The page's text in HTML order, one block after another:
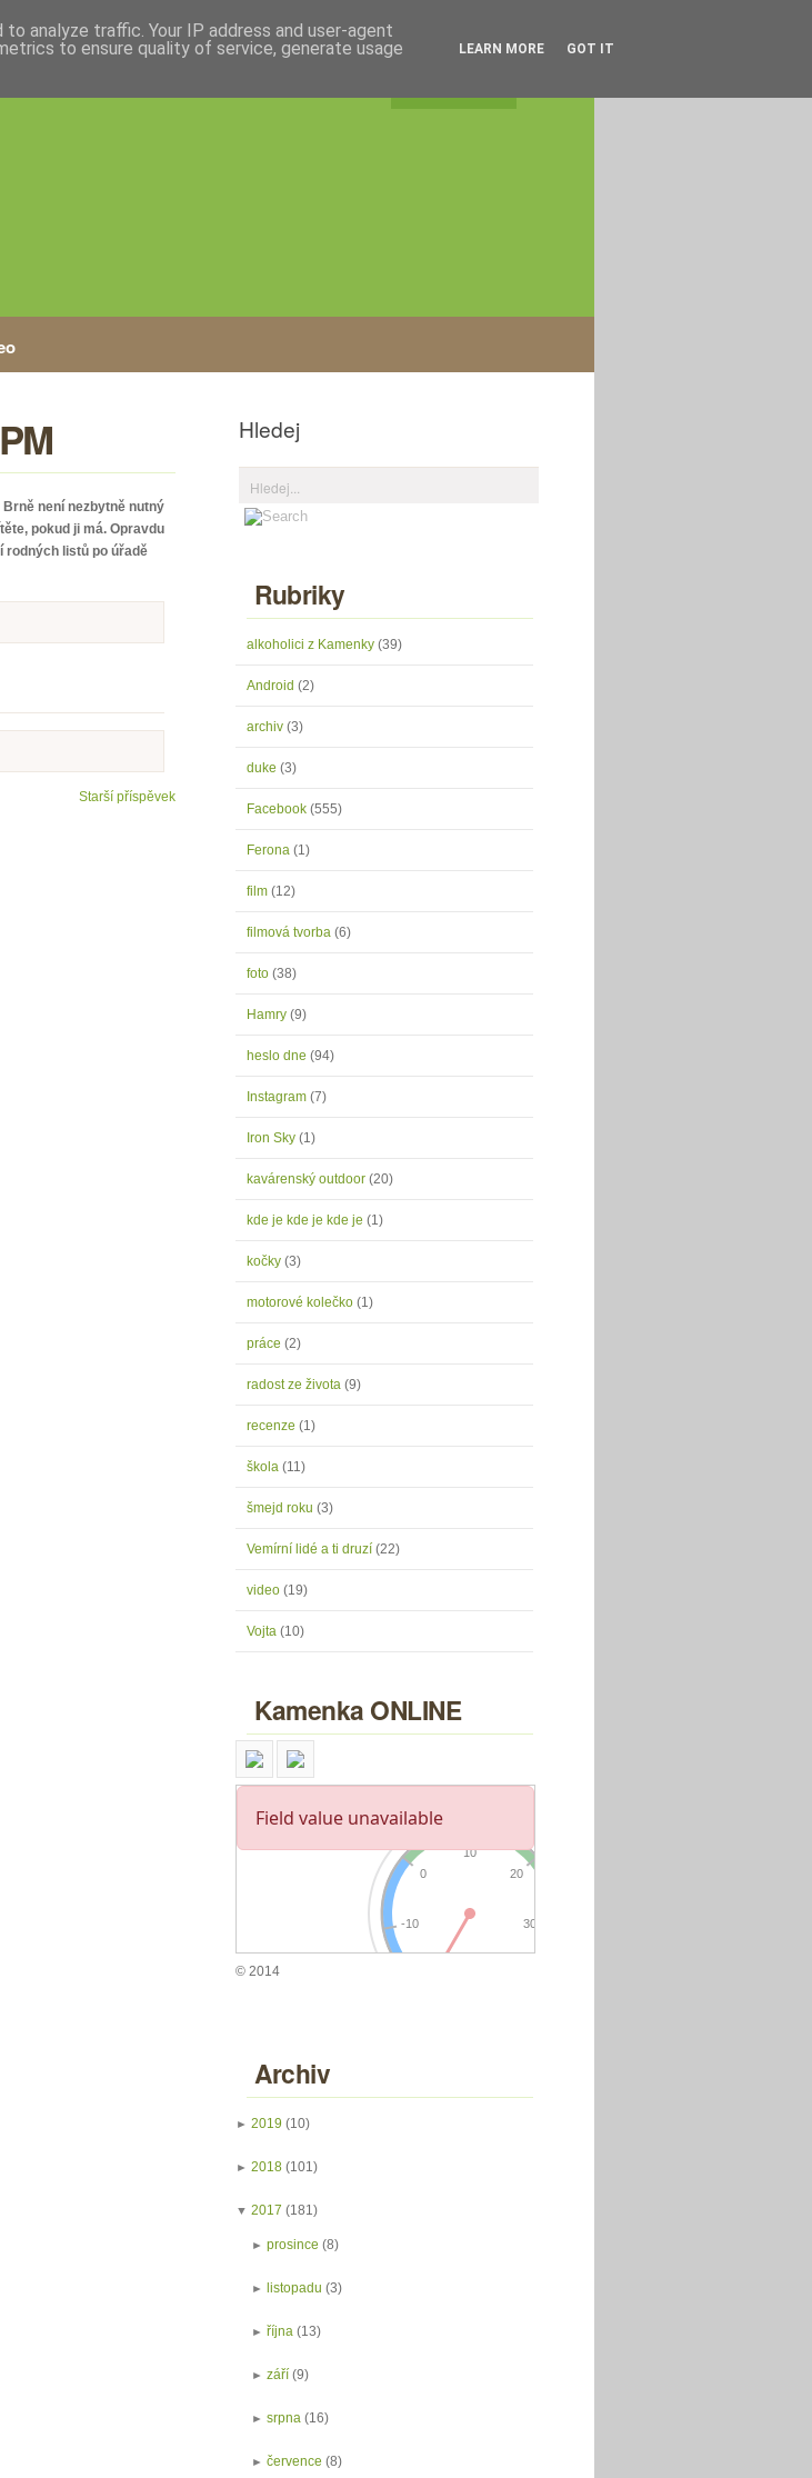
není nezbytně nutný
pokud ji má. Opravdu
rodných listů po úřadě
Starší příspěvek
Hledej
Rubriky
alkoholici z Kamenky (39)
Android (2)
archiv (3)
duke (3)
Facebook (555)
Ferona (1)
film (12)
filmová tvorba (6)
foto (38)
Hamry (9)
heslo dne (94)
Instagram (7)
Iron Sky (1)
kavárenský outdoor (20)
kde je kde je kde je (1)
kočky (3)
motorové kolečko (1)
práce (2)
radost ze života (9)
recenze (1)
škola (11)
šmejd roku (3)
Vemírní lidé a ti druzí (22)
video (19)
Vojta (10)
Kamenka ONLINE
© 2014
Archiv
► 2019 (10)
► 2018 (101)
▼ 2017 (181)
►prosince (8)
►listopadu (3)
►října (13)
►září (9)
►srpna (16)
►července (8)
analyze traffic. Your IP address and user-agent
to ensure quality of service, generate usage
LEARN MORE GOT IT